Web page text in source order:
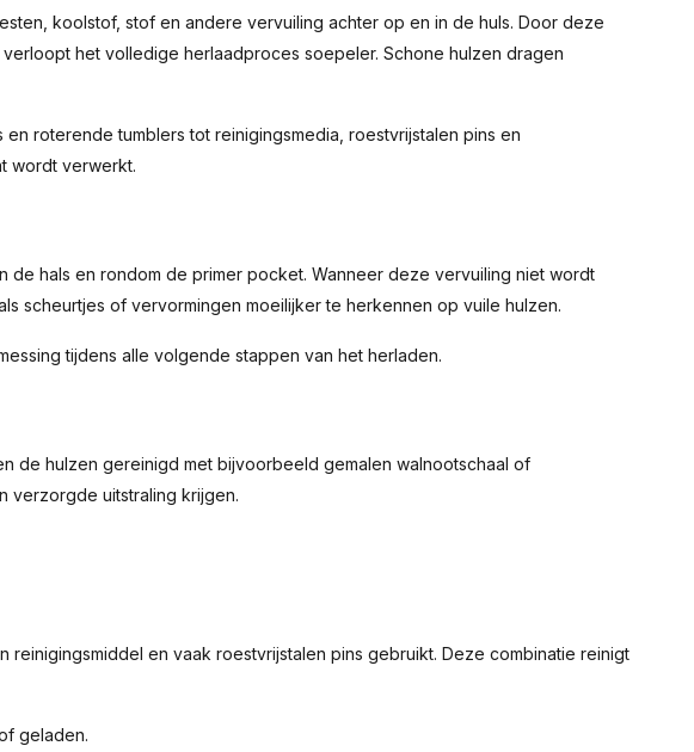
koolstof, stof en andere vervuiling achter op en in de huls. Door deze
het volledige herlaadproces soepeler. Schone hulzen dragen
roterende tumblers tot reinigingsmedia, roestvrijstalen pins en
wordt verwerkt.
hals en rondom de primer pocket. Wanneer deze vervuiling niet wordt
scheurtjes of vervormingen moeilijker te herkennen op vuile hulzen.
tijdens alle volgende stappen van het herladen.
de hulzen gereinigd met bijvoorbeeld gemalen walnootschaal of
verzorgde uitstraling krijgen.
en vaak roestvrijstalen pins gebruikt. Deze combinatie reinigt
geladen.